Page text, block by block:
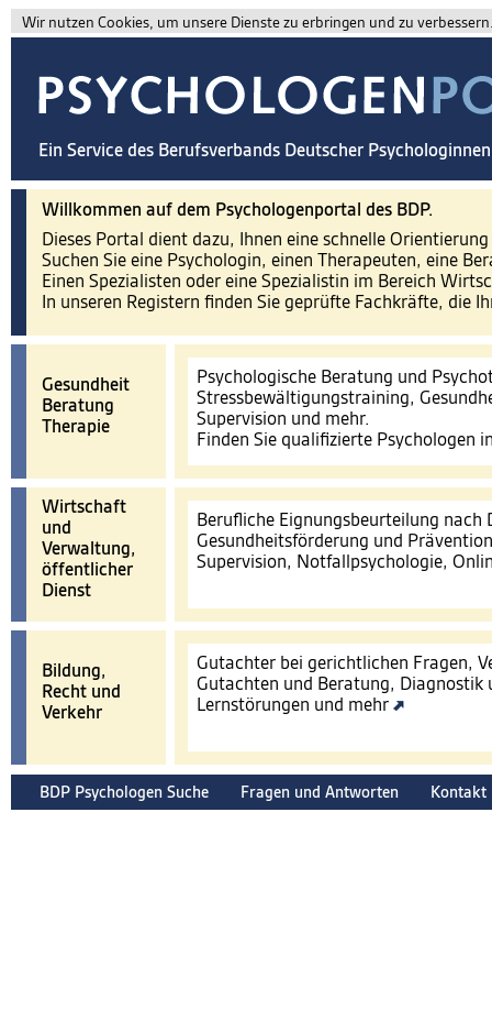
Wir nutzen Cookies, um unsere Dienste zu erbringen und zu
Ein Service des Berufsverbands Deutscher
Willkommen auf dem Psychologenportal des BDP.
Dieses Portal dient dazu, Ihnen eine schnelle
Suchen Sie eine Psychologin, einen Therapeuten, eine
Einen Spezialisten oder eine Spezialistin im Bereich
In unseren Registern finden Sie geprüfte Fachkräfte, die
Gesundheit
Beratung
Therapie
Psychologische Beratung und
Stressbewältigungstraining,
Supervision und mehr.
Finden Sie qualifizierte Psychologen
Wirtschaft
und
Verwaltung,
öffentlicher
Dienst
Berufliche Eignungsbeurteilung nach
Gesundheitsförderung und
Supervision, Notfallpsychologie,
Bildung,
Recht und
Verkehr
Gutachter bei gerichtlichen Fragen,
Gutachten und Beratung, Diagnostik
Lernstörungen und mehr
BDP Psychologen Suche Fragen und Antworten Kontakt